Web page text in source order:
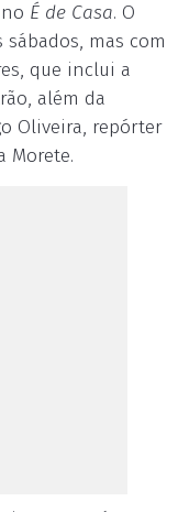
É de Casa. O
mas com
que inclui a
além da
Oliveira, repórter
Morete.